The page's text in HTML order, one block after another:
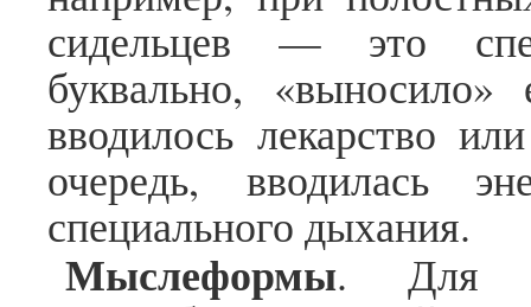
сидельцев — это
буквально,
вводилось лекарство
очередь, вводилась
специального дыхания.
Мыслеформы. Для